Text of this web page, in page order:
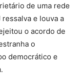
de uma rede
e louva a
o acordo de
o
democrático e